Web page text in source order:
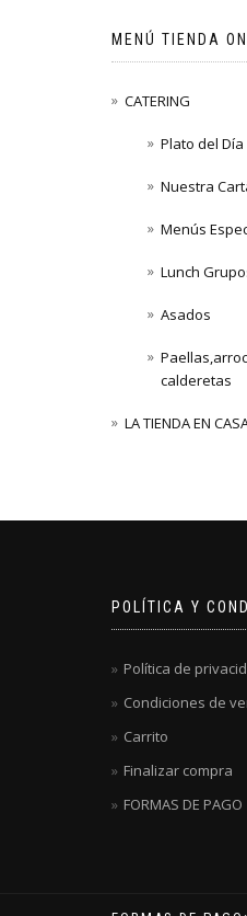
MENÚ TIENDA
CATERING
Plato del Día
Nuestra
Menús
Lunch
Asados
calderetas
LA TIENDA EN
POLÍTICA Y
Política de
Condiciones de
Carrito
Finalizar compra
FORMAS DE PAGO